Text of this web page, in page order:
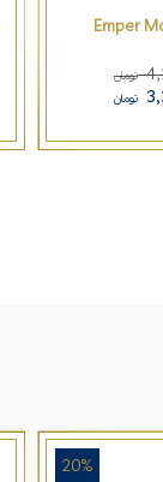
Emper
تومان
تومان
20%